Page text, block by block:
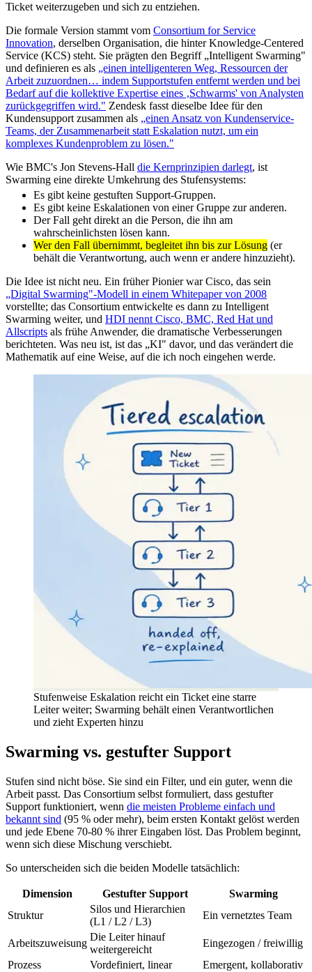
Ticket weiterzugeben und sich zu entziehen.
Die formale Version stammt vom Consortium for Service
Innovation, derselben Organisation, die hinter Knowledge-Centered
Service (KCS) steht. Sie prägten den Begriff „Intelligent Swarming"
und definieren es als „einen intelligenteren Weg, Ressourcen der
Arbeit zuzuordnen… indem Supportstufen entfernt werden und bei
Bedarf auf die kollektive Expertise eines ‚Schwarms' von Analysten
zurückgegriffen wird." Zendesk fasst dieselbe Idee für den
Kundensupport zusammen als „einen Ansatz von Kundenservice-
Teams, der Zusammenarbeit statt Eskalation nutzt, um ein
komplexes Kundenproblem zu lösen."
Wie BMC's Jon Stevens-Hall die Kernprinzipien darlegt, ist
Swarming eine direkte Umkehrung des Stufensystems:
Es gibt keine gestuften Support-Gruppen.
Es gibt keine Eskalationen von einer Gruppe zur anderen.
Der Fall geht direkt an die Person, die ihn am
wahrscheinlichsten lösen kann.
Wer den Fall übernimmt, begleitet ihn bis zur Lösung (er
behält die Verantwortung, auch wenn er andere hinzuzieht).
Die Idee ist nicht neu. Ein früher Pionier war Cisco, das sein
„Digital Swarming"-Modell in einem Whitepaper von 2008
vorstellte; das Consortium entwickelte es dann zu Intelligent
Swarming weiter, und HDI nennt Cisco, BMC, Red Hat und
Allscripts als frühe Anwender, die dramatische Verbesserungen
berichteten. Was neu ist, ist das „KI" davor, und das verändert die
Mathematik auf eine Weise, auf die ich noch eingehen werde.
Stufenweise Eskalation reicht ein Ticket eine starre
Leiter weiter; Swarming behält einen Verantwortlichen
und zieht Experten hinzu
Swarming vs. gestufter Support
Stufen sind nicht böse. Sie sind ein Filter, und ein guter, wenn die
Arbeit passt. Das Consortium selbst formuliert, dass gestufter
Support funktioniert, wenn die meisten Probleme einfach und
bekannt sind (95 % oder mehr), beim ersten Kontakt gelöst werden
und jede Ebene 70-80 % ihrer Eingaben löst. Das Problem beginnt,
wenn sich diese Mischung verschiebt.
So unterscheiden sich die beiden Modelle tatsächlich:
Dimension Gestufter Support
Swarming
Struktur
Silos und Hierarchien
(L1 / L2 / L3)
Ein vernetztes Team
Arbeitszuweisung
Die Leiter hinauf
weitergereicht
Eingezogen / freiwillig
Prozess
Vordefiniert, linear
Emergent, kollaborativ